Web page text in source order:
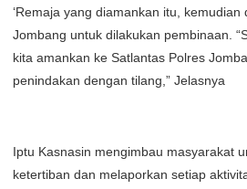
‘Remaja yang diamankan itu, kemudian
Jombang untuk dilakukan pembinaan.
kita amankan ke Satlantas Polres
penindakan dengan tilang,” Jelasnya
Iptu Kasnasin mengimbau masyarakat
ketertiban dan melaporkan setiap